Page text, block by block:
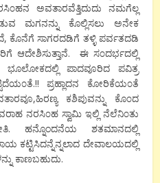
ಅವತಾರವೆತ್ತಿದುದು ನಮಗೆಲ್ಲ
ಮಗನನ್ನು ಕೊಲ್ಲಿಸಲು ಅನೇಕ
ಸಾಗರದಡಿಗೆ ತಳ್ಳಿ ಪರ್ವತದಡಿ
ಆದೇಶಿಸುತ್ತಾನೆ. ಈ ಸ೦ದರ್ಭದಲ್ಲಿ
ಭೂಲೋಕದಲ್ಲಿ ಪಾದವೂರಿದ ಪವಿತ್ರ
ಪ್ರಹ್ಲಾದನ ಕೋರಿಕೆಯ೦ತೆ
ಕಶಿಪುವನ್ನು ಕೊ೦ದ
ನರಸಿ೦ಹ ಸ್ವಾಮಿ ಇಲ್ಲಿ ನೆಲೆನಿ೦ತು
ಹನ್ನೊಂದನೆಯ ಶತಮಾನದಲ್ಲಿ
ಕಟ್ಟಿಸಿದನ್ನೆನ್ನಲಾದ ದೇವಾಲಯದಲ್ಲಿ
ಕಾಣಬಹುದು.